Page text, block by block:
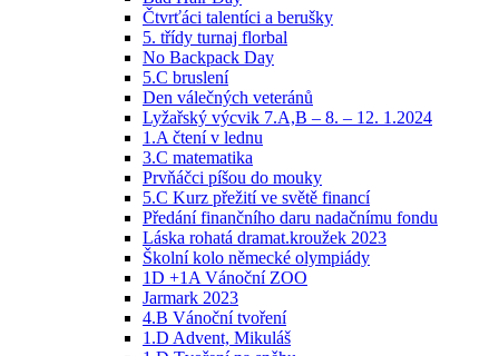
Čtvrťáci talentíci a berušky
5. třídy turnaj florbal
No Backpack Day
5.C bruslení
Den válečných veteránů
Lyžařský výcvik 7.A,B – 8. – 12. 1.2024
1.A čtení v lednu
3.C matematika
Prvňáčci píšou do mouky
5.C Kurz přežití ve světě financí
Předání finančního daru nadačnímu fondu
Láska rohatá dramat.kroužek 2023
Školní kolo německé olympiády
1D +1A Vánoční ZOO
Jarmark 2023
4.B Vánoční tvoření
1.D Advent, Mikuláš